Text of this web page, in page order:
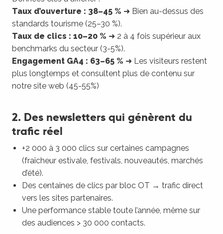
Taux d’ouverture : 38–45 % ➜ Bien au-dessus des
standards tourisme (25–30 %).
Taux de clics : 10–20 % ➜ 2 à 4 fois supérieur aux
benchmarks du secteur (3-5%).
Engagement GA4 : 63–65 % ➜ Les visiteurs restent
plus longtemps et consultent plus de contenu sur
notre site web (45-55%)
2. Des newsletters qui génèrent du
trafic réel
+2 000 à 3 000 clics sur certaines campagnes
(fraîcheur estivale, festivals, nouveautés, marchés
d’été).
Des centaines de clics par bloc OT → trafic direct
vers les sites partenaires.
Une performance stable toute l’année, même sur
des audiences > 30 000 contacts.